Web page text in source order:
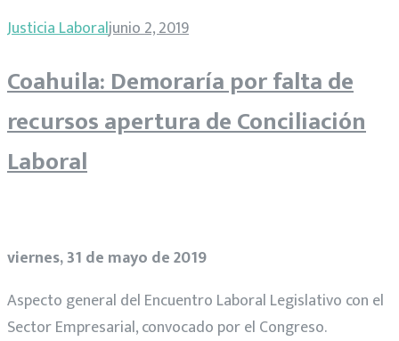
Justicia Laboraljunio 2, 2019
Coahuila: Demoraría por falta de
recursos apertura de Conciliación
Laboral
viernes, 31 de mayo de 2019
Aspecto general del Encuentro Laboral Legislativo con el
Sector Empresarial, convocado por el Congreso.